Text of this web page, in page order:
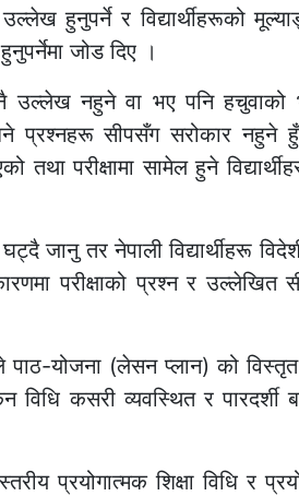
हुनुपर्ने र विद्यार्थीहरूको
जोड दिए ।
उल्लेख नहुने वा भए पनि हचुवाको
प्रश्नहरू सीपसँग सरोकार नहुने
तथा परीक्षामा सामेल हुने
जानु तर नेपाली विद्यार्थीहरू
परीक्षाको प्रश्न र उल्लेखित
पाठ-योजना (लेसन प्लान) को
विधि कसरी व्यवस्थित र
प्रयोगात्मक शिक्षा विधि र